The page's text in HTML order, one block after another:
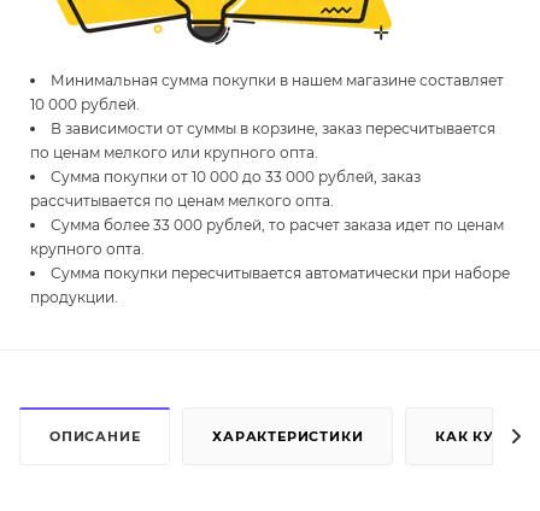
Минимальная сумма покупки в нашем магазине составляет
10 000 рублей.
В зависимости от суммы в корзине, заказ пересчитывается
по ценам мелкого или крупного опта.
Сумма покупки от 10 000 до 33 000 рублей, заказ
рассчитывается по ценам мелкого опта.
Сумма более 33 000 рублей, то расчет заказа идет по ценам
крупного опта.
Сумма покупки пересчитывается автоматически при наборе
продукции.
ОПИСАНИЕ ХАРАКТЕРИСТИКИ КАК КУПИТЬ